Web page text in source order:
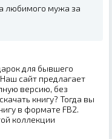
любимого мужа за
для бывшего
сайт предлагает
версию, без
книгу? Тогда вы
в формате FB2.
коллекции